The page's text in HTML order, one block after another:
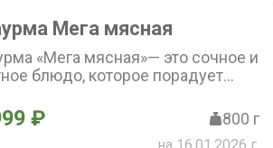
вкусовой букет.
настоящую шаурму —
и вкусно!
Мега мясная
«Мега мясная»— это сочное и
блюдо, которое порадует
гармонично сочетаются мягкая
шашлык из курицы и
₽ 800 г